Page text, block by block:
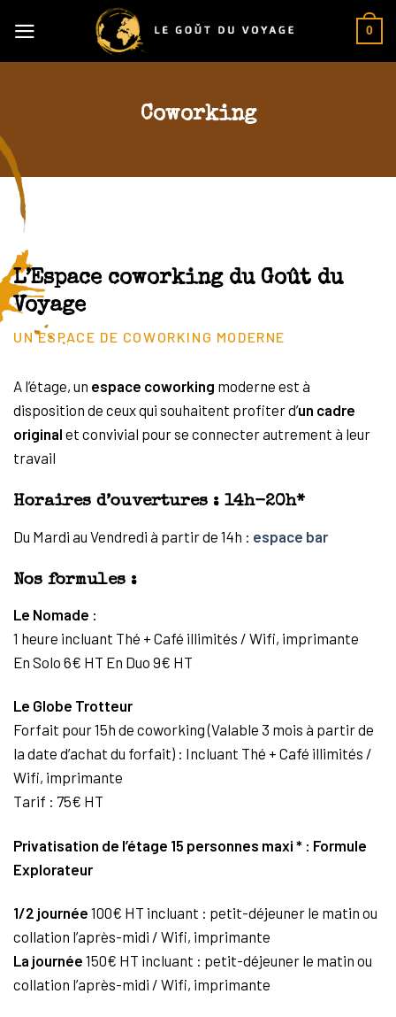
content
0
Coworking
L’Espace coworking du Goût du
Voyage
UN ESPACE DE COWORKING MODERNE
A l’étage, un espace coworking moderne est à
disposition de ceux qui souhaitent profiter d’un cadre
original et convivial pour se connecter autrement à leur
travail
Horaires d’ouvertures : 14h-20h*
Du Mardi au Vendredi à partir de 14h : espace bar
Nos formules :
Le Nomade :
1 heure incluant Thé + Café illimités / Wifi, imprimante
En Solo 6€ HT En Duo 9€ HT
Le Globe Trotteur
Forfait pour 15h de coworking (Valable 3 mois à partir de
la date d’achat du forfait) : Incluant Thé + Café illimités /
Wifi, imprimante
Tarif : 75€ HT
Privatisation de l’étage 15 personnes maxi * : Formule
Explorateur
1/2 journée 100€ HT incluant : petit-déjeuner le matin ou
collation l’après-midi / Wifi, imprimante
La journée 150€ HT incluant : petit-déjeuner le matin ou
collation l’après-midi / Wifi, imprimante